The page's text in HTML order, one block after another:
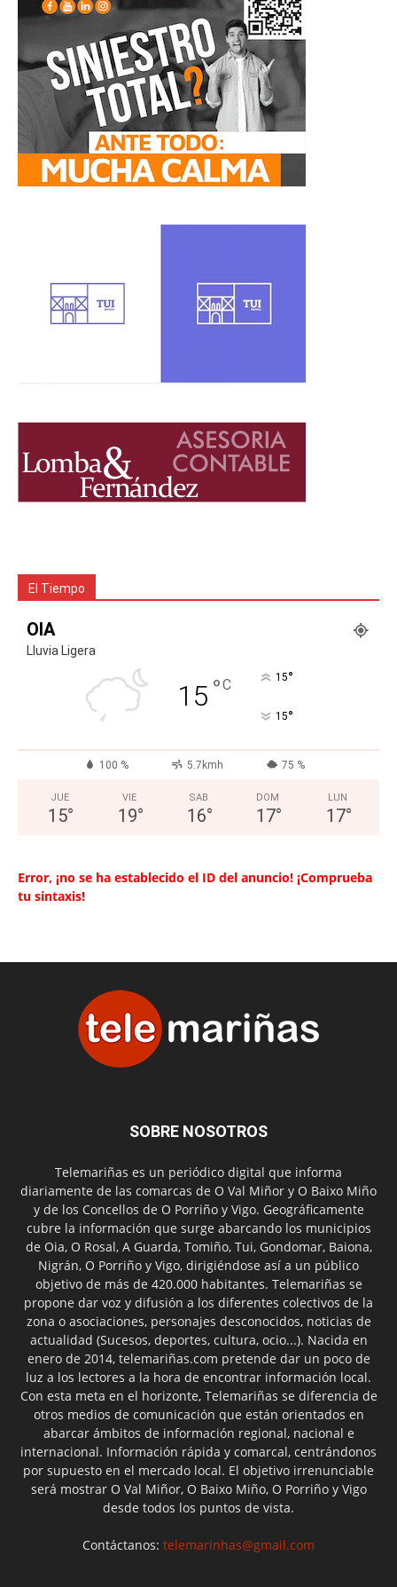
El Tiempo
OIA
Lluvia Ligera
15 °C 15°
15°
100 % 5.7kmh 75 %
JUE
15°
VIE
19°
SAB
16°
DOM
17°
LUN
17°
Error, ¡no se ha establecido el ID del anuncio! ¡Comprueba
tu sintaxis!
SOBRE NOSOTROS
Telemariñas es un periódico digital que informa
diariamente de las comarcas de O Val Miñor y O Baixo Miño
y de los Concellos de O Porriño y Vigo. Geográficamente
cubre la información que surge abarcando los municipios
de Oia, O Rosal, A Guarda, Tomiño, Tui, Gondomar, Baiona,
Nigrán, O Porriño y Vigo, dirigiéndose así a un público
objetivo de más de 420.000 habitantes. Telemariñas se
propone dar voz y difusión a los diferentes colectivos de la
zona o asociaciones, personajes desconocidos, noticias de
actualidad (Sucesos, deportes, cultura, ocio...). Nacida en
enero de 2014, telemariñas.com pretende dar un poco de
luz a los lectores a la hora de encontrar información local.
Con esta meta en el horizonte, Telemariñas se diferencia de
otros medios de comunicación que están orientados en
abarcar ámbitos de información regional, nacional e
internacional. Información rápida y comarcal, centrándonos
por supuesto en el mercado local. El objetivo irrenunciable
será mostrar O Val Miñor, O Baixo Miño, O Porriño y Vigo
desde todos los puntos de vista.
Contáctanos: telemarinhas@gmail.com